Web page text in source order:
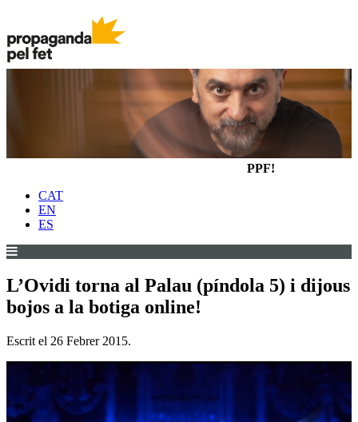
PPF!
CAT
EN
ES
L’Ovidi torna al Palau (píndola 5) i dijous
bojos a la botiga online!
Escrit el 26 Febrer 2015.